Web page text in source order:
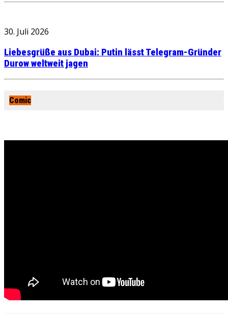
30. Juli 2026
Liebesgrüße aus Dubai: Putin lässt Telegram-Gründer
Durow weltweit jagen
Comic